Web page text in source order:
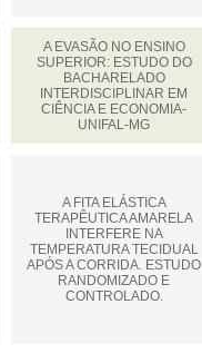
A EVASÃO NO ENSINO
SUPERIOR: ESTUDO DO
BACHARELADO
INTERDISCIPLINAR EM
CIÊNCIA E ECONOMIA-
UNIFAL-MG
A FITA ELÁSTICA
TERAPÊUTICA AMARELA
INTERFERE NA
TEMPERATURA TECIDUAL
APÓS A CORRIDA. ESTUDO
RANDOMIZADO E
CONTROLADO.